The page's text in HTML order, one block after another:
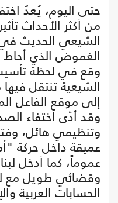
حتى اليوم، يُعدّ
من أكثر الأحداث
الشيعي الحديث
الغموض الذي أحاط
وقع في لحظة
الشيعية تنتقل
إلى موقع الفاعل
وقد أدّى اختفاء
وتنظيمي هائل،
عميقة داخل حركة
عموماً، كما أدخل
وقضائي طويل مع
الحسابات العربية